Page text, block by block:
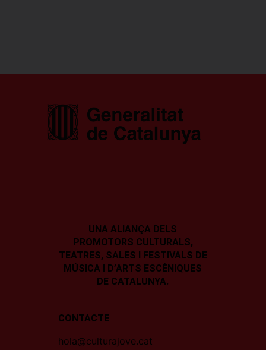
UNA ALIANÇA DELS
PROMOTORS CULTURALS,
TEATRES, SALES I
FESTIVALS DE
MÚSICA I D’ARTS ESCÈNIQUES
DE CATALUNYA.
CONTACTE
hola@culturajove.cat